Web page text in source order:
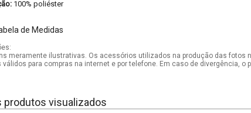
100% poliéster
de Medidas
meramente ilustrativas. Os acessórios utilizados na produção das fotos
válidos para compras na internet e por telefone. Em caso de divergência,
produtos visualizados